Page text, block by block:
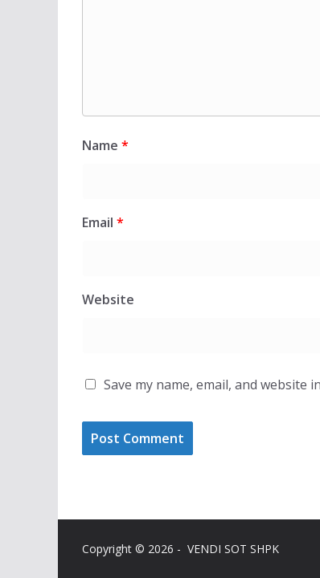
Name *
Email *
Website
Save my name, email, and
Copyright © 2026 - VENDI SOT SHPK